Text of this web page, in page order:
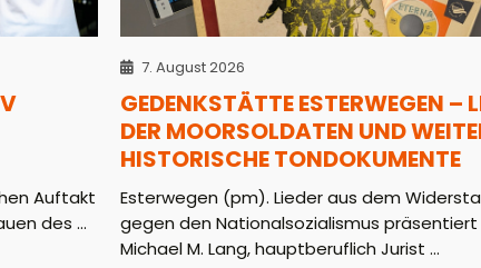
Auftakt
des ...
7. August 2026
GEDENKSTÄTTE ESTERWEGEN –
DER MOORSOLDATEN UND
HISTORISCHE TONDOKUMENTE
Esterwegen (pm). Lieder aus dem
gegen den Nationalsozialismus präsentiert
Michael M. Lang, hauptberuflich Jurist ...